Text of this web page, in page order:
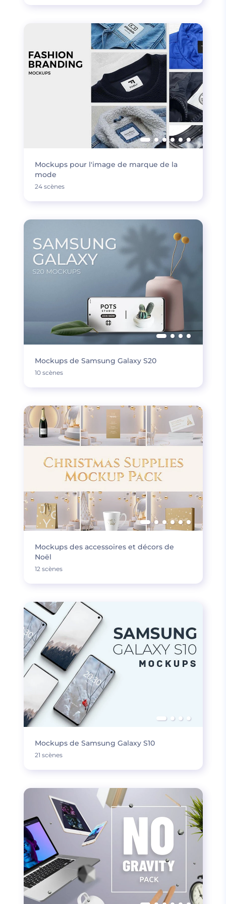
Mockups pour l'image de marque de la
mode
24 scènes
Mockups de Samsung Galaxy S20
10 scènes
Mockups des accessoires et décors de
Noël
12 scènes
Mockups de Samsung Galaxy S10
21 scènes